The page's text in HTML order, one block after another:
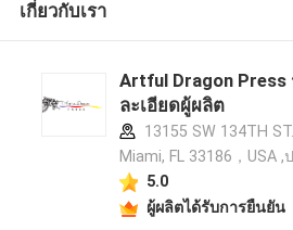
เกี่ยวกับเรา
Artful Dragon Press
ละเอียดผู้ผลิต
13155 SW 134TH ST.
Miami, FL 33186，USA ,
5.0
ผู้ผลิตได้รับการยืนยัน